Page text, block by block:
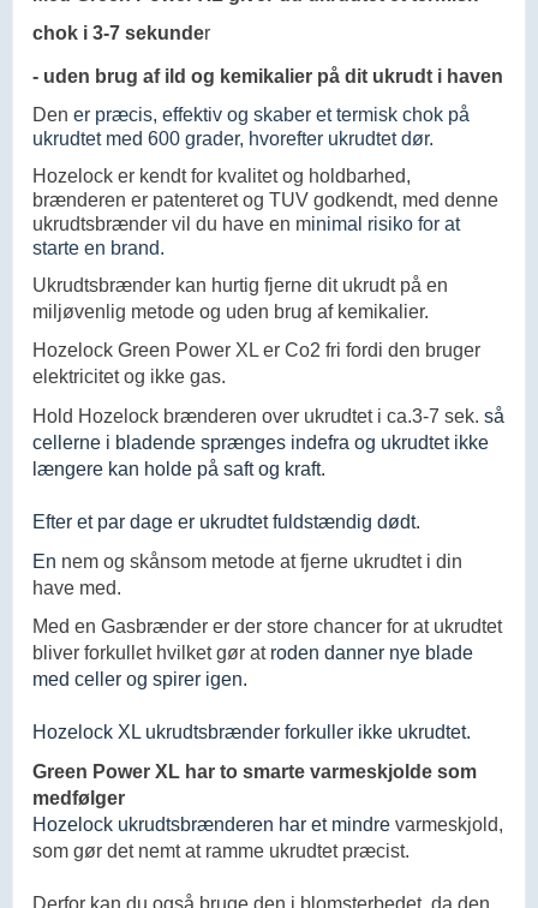
chok i 3-7 sekunder
- uden brug af ild og kemikalier på dit ukrudt i haven
Den er præcis, effektiv og skaber et termisk chok på
ukrudtet med 600 grader, hvorefter ukrudtet dør.
Hozelock er kendt for kvalitet og holdbarhed,
brænderen er patenteret og TUV godkendt, med denne
ukrudtsbrænder vil du have en minimal risiko for at
starte en brand.
Ukrudtsbrænder kan hurtig fjerne dit ukrudt på en
miljøvenlig metode og uden brug af kemikalier.
Hozelock Green Power XL er Co2 fri fordi den bruger
elektricitet og ikke gas.
Hold Hozelock brænderen over ukrudtet i ca.3-7 sek. så
cellerne i bladende sprænges indefra og ukrudtet ikke
længere kan holde på saft og kraft.
Efter et par dage er ukrudtet fuldstændig dødt.
En nem og skånsom metode at fjerne ukrudtet i din
have med.
Med en Gasbrænder er der store chancer for at ukrudtet
bliver forkullet hvilket gør at roden danner nye blade
med celler og spirer igen.
Hozelock XL ukrudtsbrænder forkuller ikke ukrudtet.
Green Power XL har to smarte varmeskjolde som
medfølger
Hozelock ukrudtsbrænderen har et mindre varmeskjold,
som gør det nemt at ramme ukrudtet præcist.
Derfor kan du også bruge den i blomsterbedet, da den